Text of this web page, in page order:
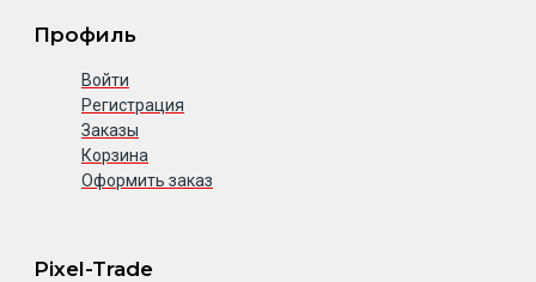
Профиль
Войти
Регистрация
Заказы
Корзина
Оформить заказ
Pixel-Trade